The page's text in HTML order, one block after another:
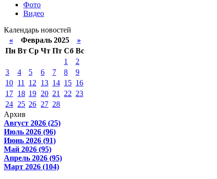
Фото
Видео
Календарь новостей
«Февраль 2025 »
Пн Вт Ср Чт Пт Сб Вс
1
2
3
4 5 6 7 8
9
10 11 12 13 14 15 16
17 18 19 20 21 22 23
24 25 26 27 28
Архив
Август 2026 (25)
Июль 2026 (96)
Июнь 2026 (91)
Май 2026 (95)
Апрель 2026 (95)
Март 2026 (104)